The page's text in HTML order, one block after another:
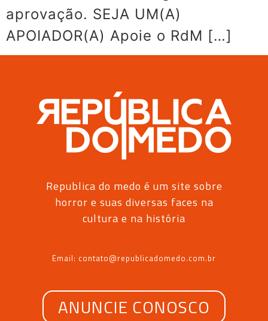
aprovação. SEJA UM(A)
APOIADOR(A) Apoie o RdM […]
Republica do medo é um site sobre
horror e suas diversas faces na
cultura e na história
Email: contato@republicadomedo.com.br
ANUNCIE CONOSCO